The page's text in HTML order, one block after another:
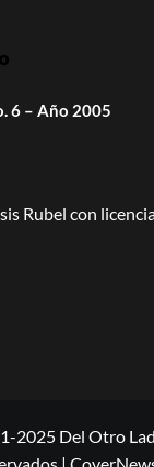
6 – Año 2005
Rubel con
2025 Del Otro